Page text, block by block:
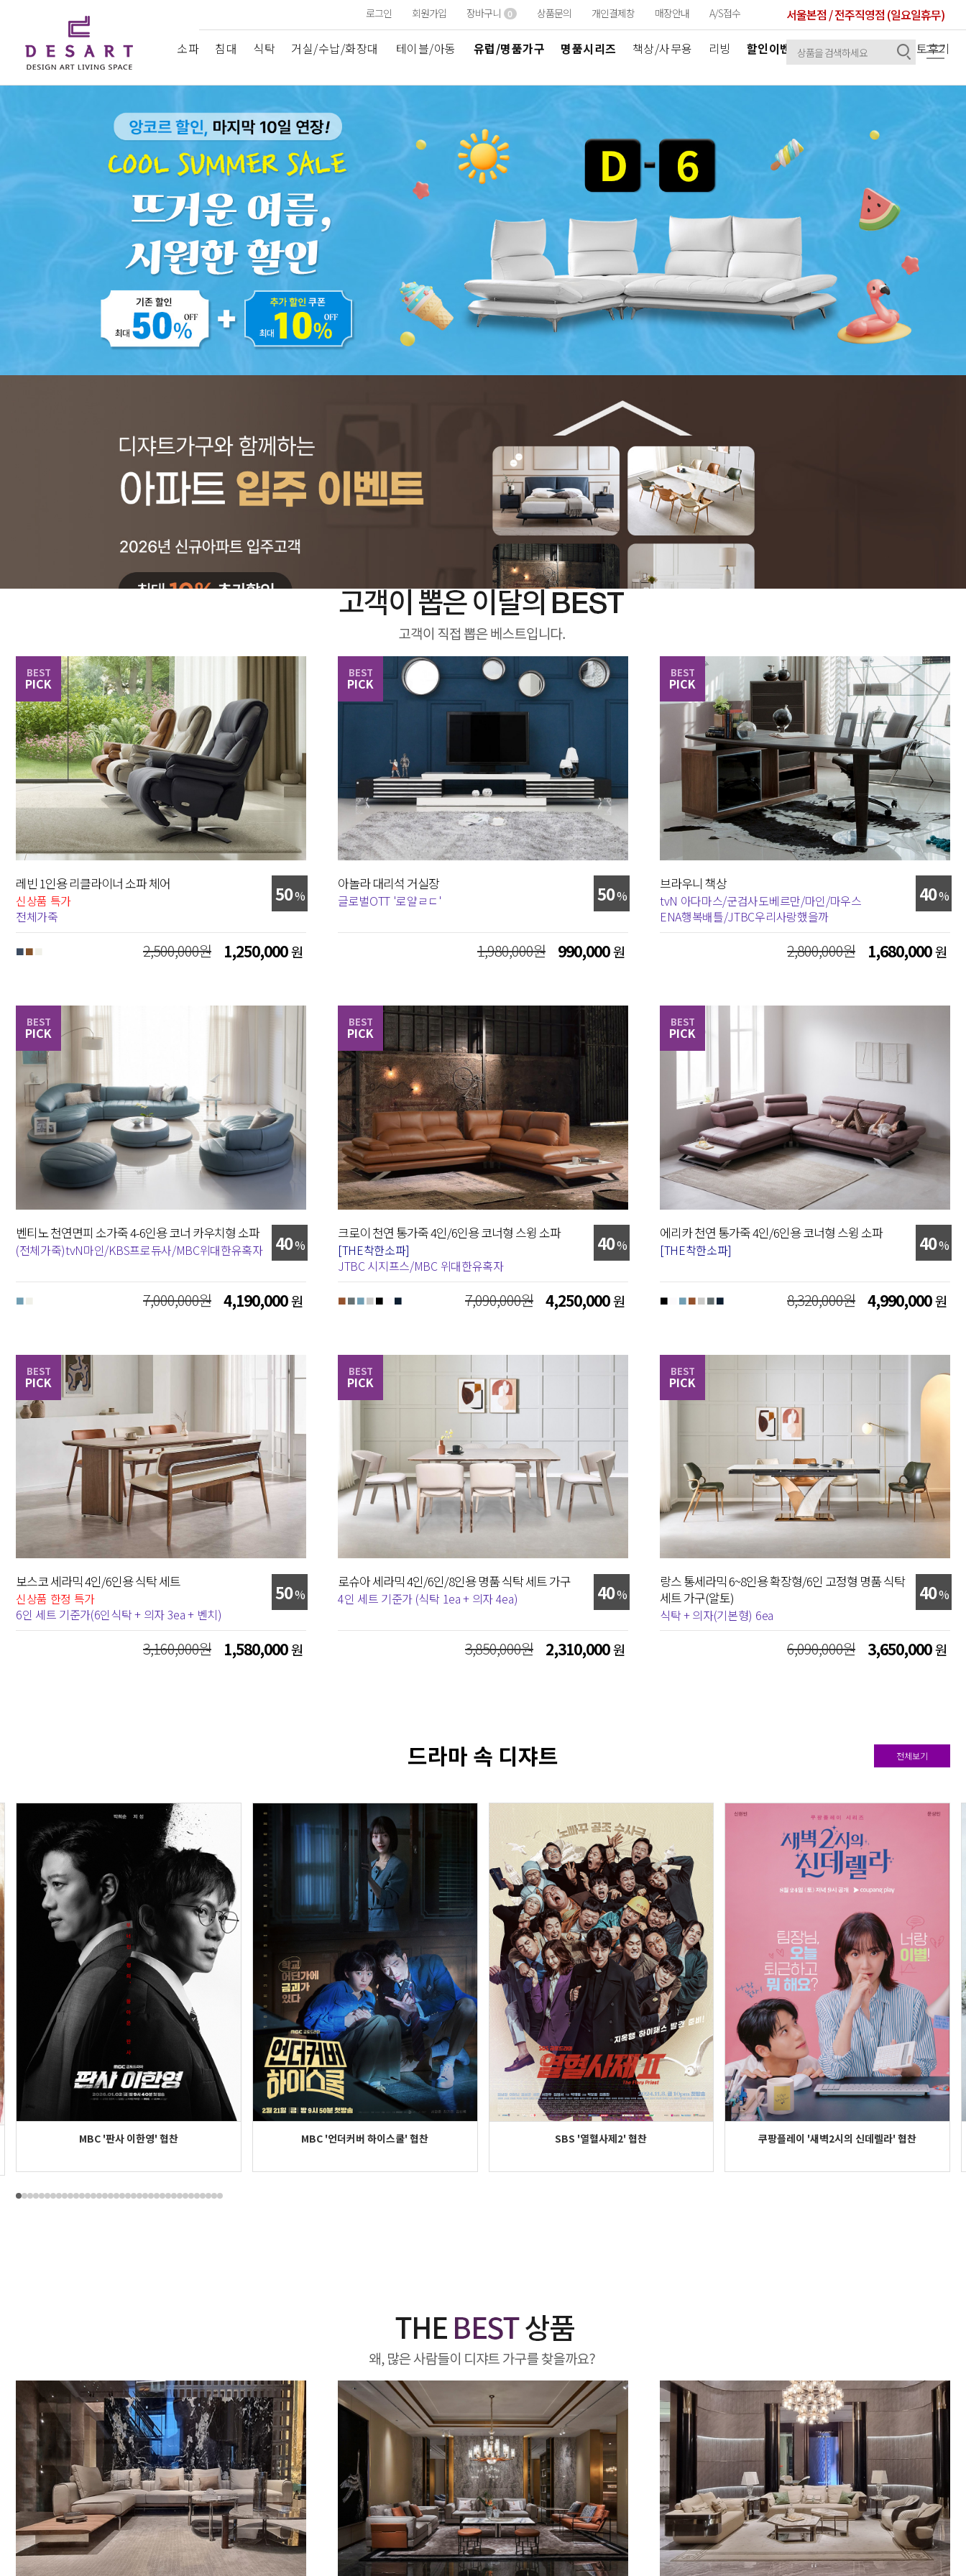
소파 침대 식탁 거실/수납/화장대 테이블/아동 유럽/명품가구 명품시리즈 책상/사무용 리빙 할인이벤트 공지사항 셀럽/포토후기
로그인 회원가입 장바구니 0 상품문의 개인결제창 매장안내 A/S접수 서울본점 / 전주직영점 (일요일휴무)
BEST
PICK
레빈 1인용 리클라이너 소파 체어
신상품 특가
전체가죽
■■
50%
2,500,000원 1,250,000원
BEST
PICK
아놀라 대리석 거실장
글로벌OTT '로얄ㄹㄷ' 50%
1,980,000원 990,000원
BEST
PICK
브라우니 책상
tvN 아다마스/군검사도베르만/마인/마우스
ENA행복배틀/JTBC우리사랑했을까
40%
2,800,000원 1,680,000원
BEST
PICK
벤티노 천연면피 소가죽 4-6인용 코너 카우치형 소파
(전체가죽)tvN마인/KBS프로듀사/MBC위대한유혹자
■
40%
7,000,000원 4,190,000원
BEST
PICK
크로이 천연 통가죽 4인/6인용 코너형 스윙 소파
[THE착한소파]
JTBC 시지프스/MBC 위대한유혹자
■■■■■ ■
40%
7,090,000원 4,250,000원
BEST
PICK
에리카 천연 통가죽 4인/6인용 코너형 스윙 소파
[THE착한소파]
■ ■■■■■
40%
8,320,000원 4,990,000원
BEST
PICK
보스코 세라믹 4인/6인용 식탁 세트
신상품 한정 특가
6인 세트 기준가(6인식탁 + 의자 3ea + 벤치)
50%
3,160,000원 1,580,000원
BEST
PICK
로슈아 세라믹 4인/6인/8인용 명품 식탁 세트 가구
4인 세트 기준가 (식탁 1ea + 의자 4ea) 40%
3,850,000원 2,310,000원
BEST
PICK
랑스 통세라믹 6~8인용 확장형/6인 고정형 명품 식탁
세트 가구(알토)
식탁 + 의자(기본형) 6ea
40%
6,090,000원 3,650,000원
드라마 속 디쟈트 전체보기
MBC '판사 이한영' 협찬 MBC '언더커버 하이스쿨' 협찬 SBS '열혈사제2' 협찬 쿠팡플레이 '새벽2시의 신데렐라' 협찬